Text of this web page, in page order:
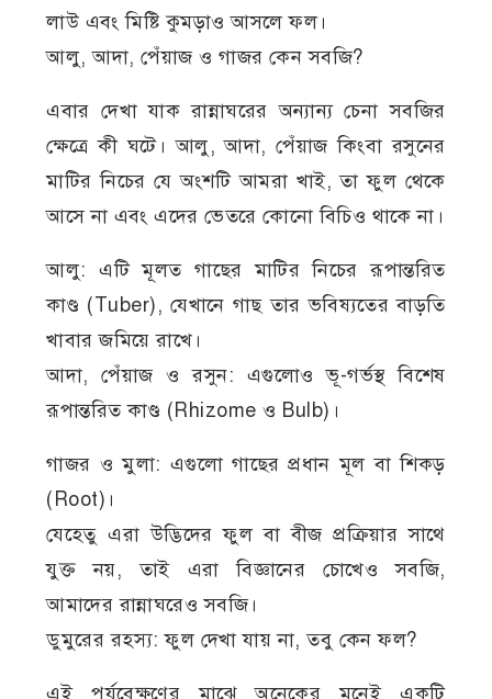
লাউ এবং মিষ্টি কুমড়াও আসলে ফল।
আলু, আদা, পেঁয়াজ ও গাজর কেন সবজি?
এবার দেখা যাক রান্নাঘরের অন্যান্য চেনা সবজির
ক্ষেত্রে কী ঘটে। আলু, আদা, পেঁয়াজ কিংবা রসুনের
মাটির নিচের যে অংশটি আমরা খাই, তা ফুল থেকে
আসে না এবং এদের ভেতরে কোনো বিচিও থাকে না।
আলু: এটি মূলত গাছের মাটির নিচের রূপান্তরিত
কাণ্ড (Tuber), যেখানে গাছ তার ভবিষ্যতের বাড়তি
খাবার জমিয়ে রাখে।
আদা, পেঁয়াজ ও রসুন: এগুলোও ভূ-গর্ভস্থ বিশেষ
রূপান্তরিত কাণ্ড (Rhizome ও Bulb)।
গাজর ও মুলা: এগুলো গাছের প্রধান মূল বা শিকড়
(Root)।
যেহেতু এরা উদ্ভিদের ফুল বা বীজ প্রক্রিয়ার সাথে
যুক্ত নয়, তাই এরা বিজ্ঞানের চোখেও সবজি,
আমাদের রান্নাঘরেও সবজি।
ডুমুরের রহস্য: ফুল দেখা যায় না, তবু কেন ফল?
এই পর্যবেক্ষণের মাঝে অনেকের মনেই একটি